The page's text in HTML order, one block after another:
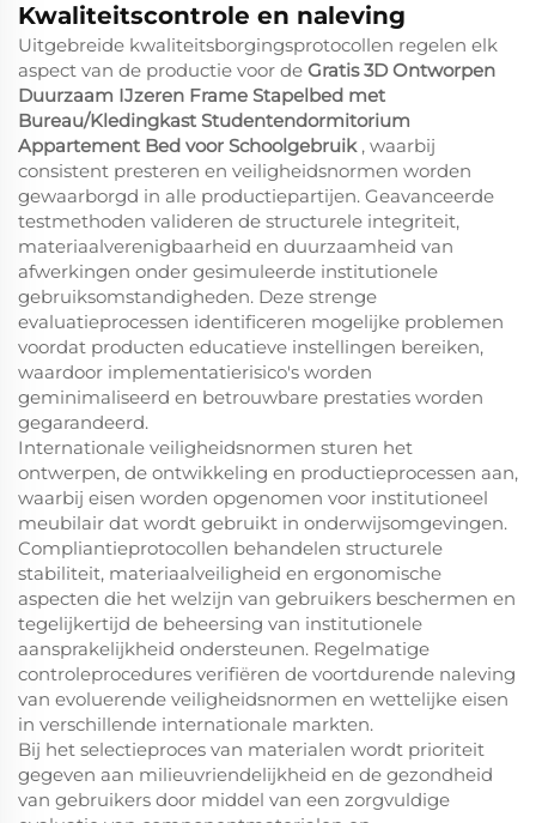
Kwaliteitscontrole en naleving
Uitgebreide kwaliteitsborgingsprotocollen regelen elk
aspect van de productie voor de Gratis 3D Ontworpen
Duurzaam IJzeren Frame Stapelbed met
Bureau/Kledingkast Studentendormitorium
Appartement Bed voor Schoolgebruik , waarbij
consistent presteren en veiligheidsnormen worden
gewaarborgd in alle productiepartijen. Geavanceerde
testmethoden valideren de structurele integriteit,
materiaalverenigbaarheid en duurzaamheid van
afwerkingen onder gesimuleerde institutionele
gebruiksomstandigheden. Deze strenge
evaluatieprocessen identificeren mogelijke problemen
voordat producten educatieve instellingen bereiken,
waardoor implementatierisico's worden
geminimaliseerd en betrouwbare prestaties worden
gegarandeerd.
Internationale veiligheidsnormen sturen het
ontwerpen, de ontwikkeling en productieprocessen aan,
waarbij eisen worden opgenomen voor institutioneel
meubilair dat wordt gebruikt in onderwijsomgevingen.
Compliantieprotocollen behandelen structurele
stabiliteit, materiaalveiligheid en ergonomische
aspecten die het welzijn van gebruikers beschermen en
tegelijkertijd de beheersing van institutionele
aansprakelijkheid ondersteunen. Regelmatige
controleprocedures verifiëren de voortdurende naleving
van evoluerende veiligheidsnormen en wettelijke eisen
in verschillende internationale markten.
Bij het selectieproces van materialen wordt prioriteit
gegeven aan milieuvriendelijkheid en de gezondheid
van gebruikers door middel van een zorgvuldige